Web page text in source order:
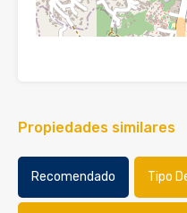
Propiedades similares
Recomendado Tipo